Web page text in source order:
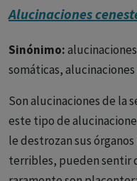
estar seguros de lo que
En general, al mejorar
voces disminuyen
pierden claridad. El
varias, siempre las
Raramente son
caso de las
Alucinaciones
Sinónimo:
somáticas,
Son alucinaciones de la
este tipo de
le destrozan sus
terribles, pueden sentir